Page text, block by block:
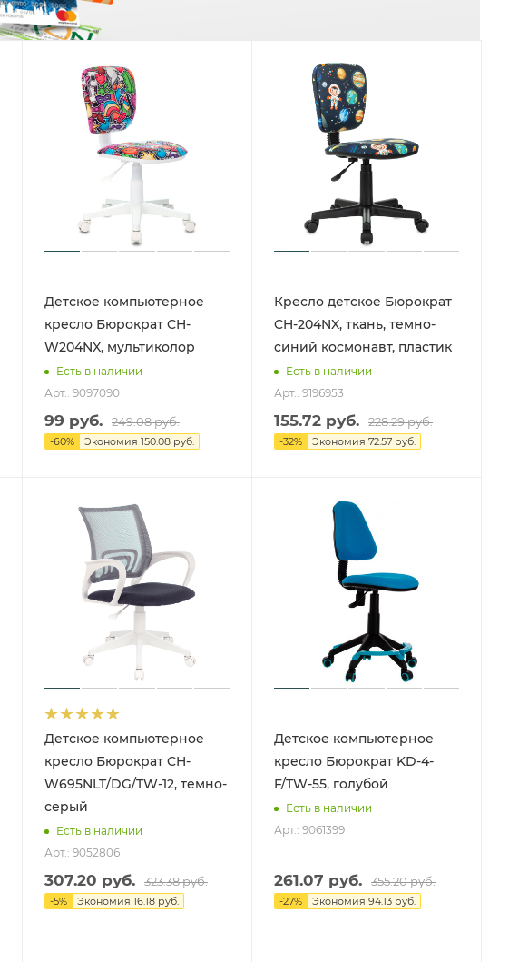
Детское компьютерное
кресло Бюрократ CH-
W204NX, мультиколор
Есть в наличии
Арт.: 9097090
99 руб. 249.08руб.
-60% Экономия 150.08 руб.
Кресло детское Бюрократ
CH-204NX, ткань, темно-
синий космонавт, пластик
Есть в наличии
Арт.: 9196953
155.72 руб. 228.29руб.
-32% Экономия 72.57 руб.
Детское компьютерное
кресло Бюрократ CH-
W695NLT/DG/TW-12, темно-
серый
Есть в наличии
Арт.: 9052806
307.20 руб. 323.38руб.
-5% Экономия 16.18 руб.
Детское компьютерное
кресло Бюрократ KD-4-
F/TW-55, голубой
Есть в наличии
Арт.: 9061399
261.07 руб. 355.20руб.
-27% Экономия 94.13 руб.